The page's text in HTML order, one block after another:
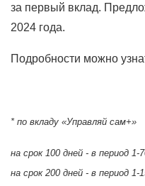
за первый вклад.
2024 года.
Подробности можно
* по вкладу «Управляй сам+»
на срок 100 дней - в период
на срок 200 дней - в период